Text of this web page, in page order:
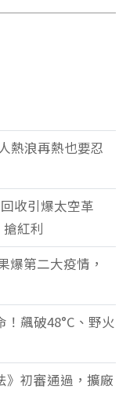
熱浪再熱也要忍
收引爆太空革
紅利
爆第二大疫情，
！飆破48°C、野火
》初審通過，擴廠